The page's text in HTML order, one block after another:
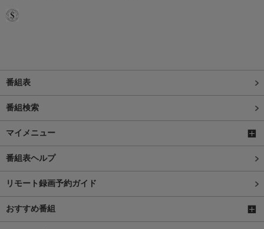
番組表
番組検索
マイメニュー
番組表ヘルプ
リモート録画予約ガイド
おすすめ番組